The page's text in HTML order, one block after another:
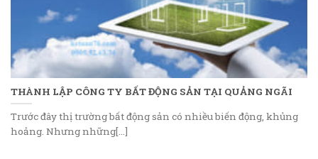
THÀNH LẬP CÔNG TY BẤT ĐỘNG SẢN TẠI QUẢNG NGÃI
Trước đây thị trường bất động sản có nhiều biến động, khủng
hoảng. Nhưng những[...]